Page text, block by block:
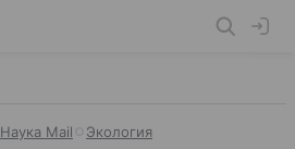
Наука Mail Экология